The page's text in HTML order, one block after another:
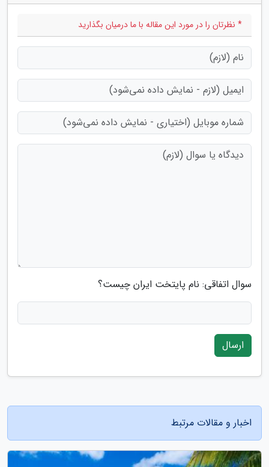
* نظرتان را در مورد این مقاله با ما درمیان بگذارید
سوال اتفاقی: نام پایتخت ایران چیست؟
ارسال
اخبار و مقالات مرتبط